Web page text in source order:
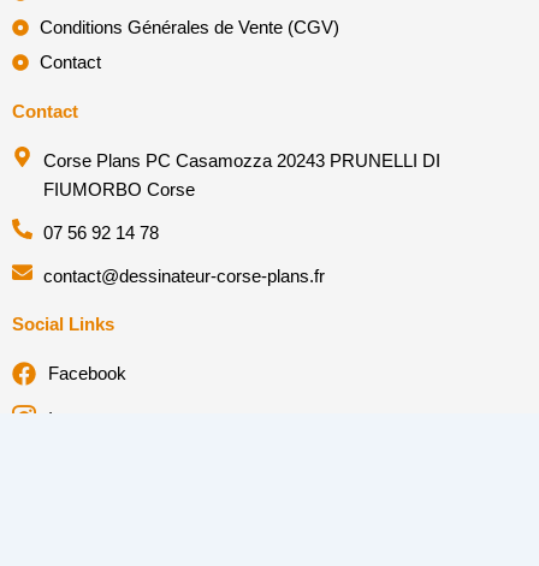
Conditions Générales de Vente (CGV)
Contact
Contact
Corse Plans PC Casamozza 20243 PRUNELLI DI
FIUMORBO Corse
07 56 92 14 78
contact@dessinateur-corse-plans.fr
Social Links
Facebook
Instagram